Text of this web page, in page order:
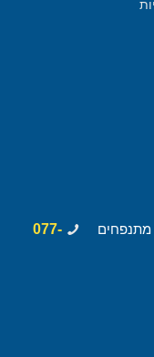
מתנפחים
077-